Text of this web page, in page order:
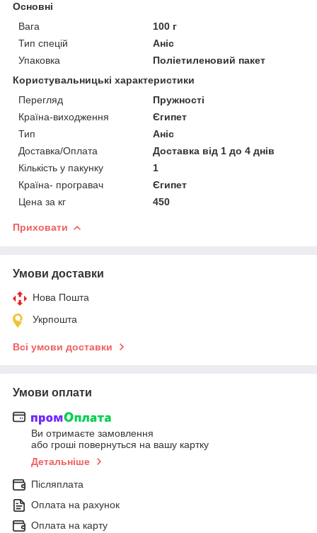
Основні
Вага
100 г
Тип спецій
Аніс
Упаковка
Поліетиленовий пакет
Користувальницькі характеристики
Перегляд
Пружності
Країна-виходження
Єгипет
Тип
Аніс
Доставка/Оплата
Доставка від 1 до 4 днів
Кількість у пакунку
1
Країна- програвач
Єгипет
Цена за кг
450
Приховати
Умови доставки
Нова Пошта
Укрпошта
Всі умови доставки
Умови оплати
Ви отримаєте замовлення
або гроші повернуться на вашу картку
Детальніше
Післяплата
Оплата на рахунок
Оплата на карту